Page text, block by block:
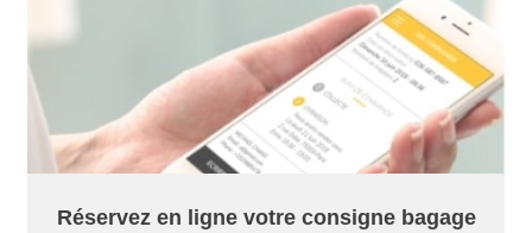
Réservez en ligne votre consigne bagage